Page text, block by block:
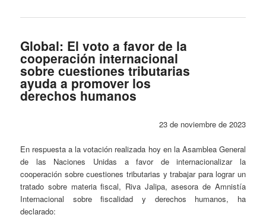
Global: El voto a favor de la
cooperación internacional
sobre cuestiones tributarias
ayuda a promover los
derechos humanos
23 de noviembre de 2023
En respuesta a la votación realizada hoy en la Asamblea General
de las Naciones Unidas a favor de internacionalizar la
cooperación sobre cuestiones tributarias y trabajar para lograr un
tratado sobre materia fiscal, Riva Jalipa, asesora de Amnistía
Internacional sobre fiscalidad y derechos humanos, ha
declarado: